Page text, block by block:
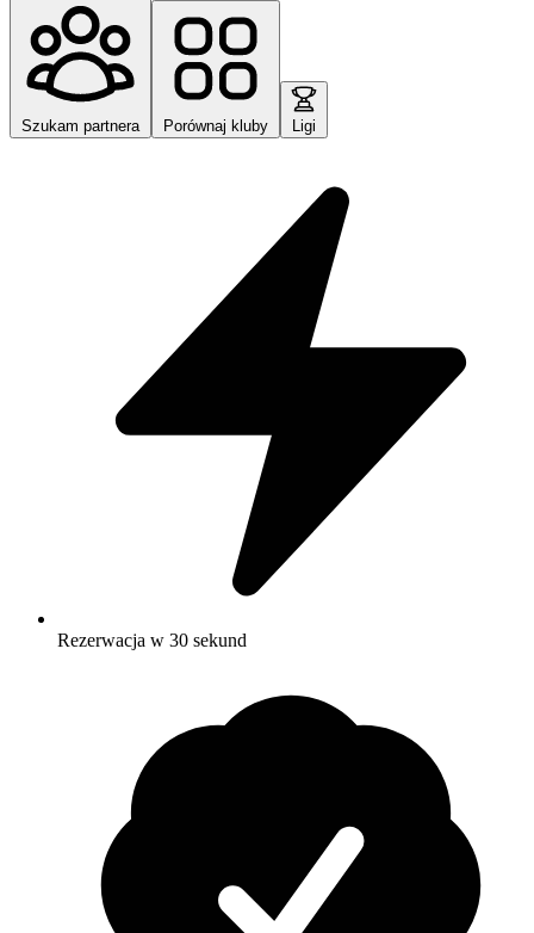
Szukam partnera Porównaj kluby Ligi
Rezerwacja w 30 sekund